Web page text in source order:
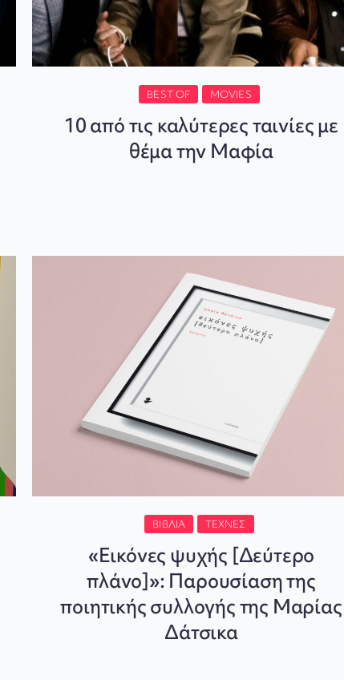
BEST OF MOVIES
10 από τις καλύτερες ταινίες με
θέμα την Μαφία
ΒΙΒΛΊΑ ΤΈΧΝΕΣ
«Εικόνες ψυχής [Δεύτερο
πλάνο]»: Παρουσίαση της
ποιητικής συλλογής της Μαρίας
Δάτσικα